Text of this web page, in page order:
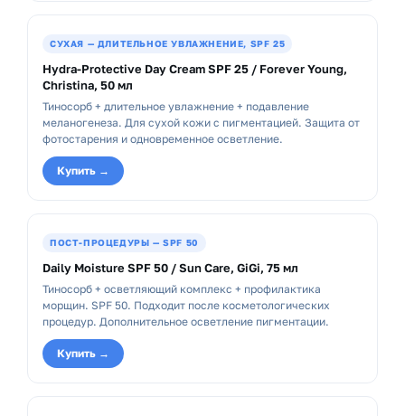
СУХАЯ — ДЛИТЕЛЬНОЕ УВЛАЖНЕНИЕ, SPF 25
Hydra-Protective Day Cream SPF 25 / Forever Young,
Christina, 50 мл
Тиносорб + длительное увлажнение + подавление
меланогенеза. Для сухой кожи с пигментацией. Защита от
фотостарения и одновременное осветление.
Купить →
ПОСТ-ПРОЦЕДУРЫ — SPF 50
Daily Moisture SPF 50 / Sun Care, GiGi, 75 мл
Тиносорб + осветляющий комплекс + профилактика
морщин. SPF 50. Подходит после косметологических
процедур. Дополнительное осветление пигментации.
Купить →